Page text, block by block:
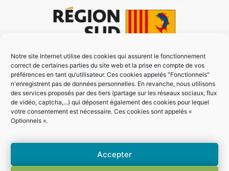
Notre site Internet utilise des cookies qui assurent le fonctionnement
correct de certaines parties du site web et la prise en compte de vos
préférences en tant qu’utilisateur. Ces cookies appelés "Fonctionnels"
n'enregistrent pas de données personnelles. En revanche, nous utilisons
des services proposés par des tiers (partage sur les réseaux sociaux, flux
de vidéo, captcha,...) qui déposent également des cookies pour lequel
votre consentement est nécessaire. Ces cookies sont appelés «
Optionnels ».
Accepter